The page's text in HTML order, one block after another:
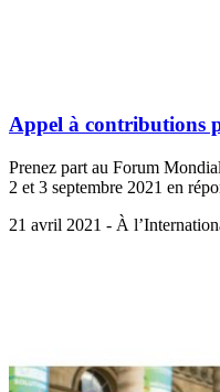
Appel à contributions
Prenez part au Forum
2 et 3 septembre 2021 en
21 avril 2021 - À